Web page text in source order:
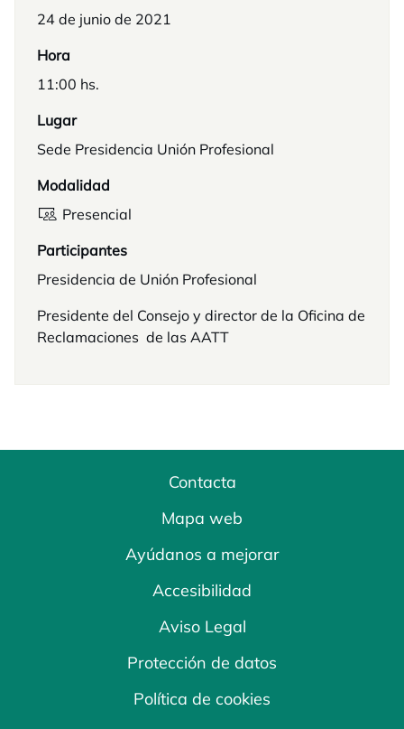
24 de junio de 2021
Hora
11:00 hs.
Lugar
Sede Presidencia Unión Profesional
Modalidad
Presencial
Participantes
Presidencia de Unión Profesional
Presidente del Consejo y director de la Oficina de
Reclamaciones de las AATT
Contacta
Mapa web
Ayúdanos a mejorar
Accesibilidad
Aviso Legal
Protección de datos
Política de cookies